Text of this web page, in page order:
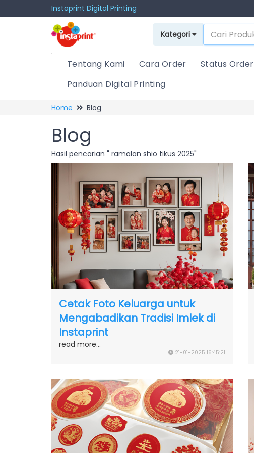
Instaprint Digital Printing
Kategori
Tentang Kami Cara Order Status Order
Panduan Digital Printing
Home Blog
Blog
Hasil pencarian " ramalan shio tikus 2025"
Cetak Foto Keluarga untuk
Mengabadikan Tradisi Imlek di
Instaprint
read more...
21-01-2025 16:45:21